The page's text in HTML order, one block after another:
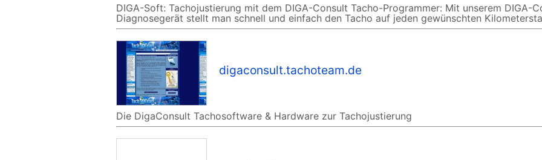
DIGA-Soft: Tachojustierung mit dem DIGA-Consult Tacho-Programmer: Mit unserem DIGA-
Diagnosegerät stellt man schnell und einfach den Tacho auf jeden gewünschten
digaconsult.tachoteam.de
Die DigaConsult Tachosoftware & Hardware zur Tachojustierung